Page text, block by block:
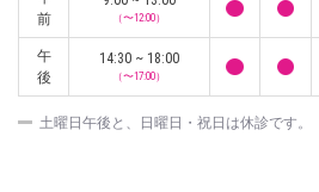
前
（〜12:00）
午
後
14:30 ~ 18:00
（〜17:00）
土曜日午後と、日曜日・祝日は休診です。